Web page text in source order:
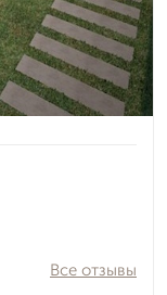
Все отзывы